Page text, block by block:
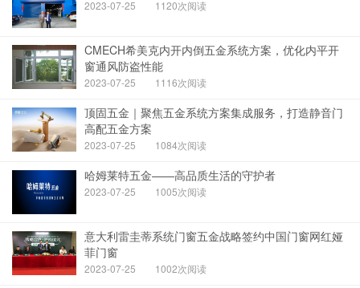
2023-07-25 1120次阅读
CMECH希美克内开内倒五金系统方案，优化内平开
窗通风防盗性能
2023-07-25 1116次阅读
顶固五金｜聚焦五金系统方案集成服务，打造静音门
高配五金方案
2023-07-25 1084次阅读
哈姆莱特五金——高品质生活的守护者
2023-07-25 1005次阅读
意大利雷圭蒂系统门窗五金战略签约中国门窗网红娅
菲门窗
2023-07-25 1002次阅读